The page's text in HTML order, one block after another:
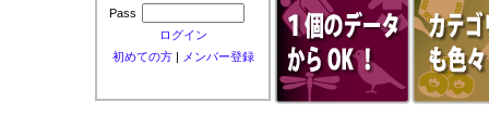
Pass
ログイン
初めての方| メンバー登録